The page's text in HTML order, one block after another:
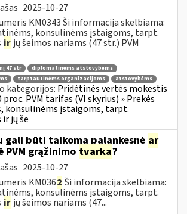
2025-10-27
KM0343 Ši informacija skelbiama:
konsulinėms įstaigoms, tarpt.
ir jų šeimos nariams (47 str.) PVM
47 str
diplomatinėms atstovybėms
tarptautinėms organizacijoms atstovybėms
kategorijos: Pridėtinės vertės mokestis
proc. PVM tarifas (VI skyrius) » Prekės
konsulinėms įstaigoms, tarpt.
jų še
gali būti taikoma palankesnė ar
PVM grąžinimo tvarka?
2025-10-27
KM0362 Ši informacija skelbiama:
konsulinėms įstaigoms, tarpt.
ir jų šeimos nariams (47...